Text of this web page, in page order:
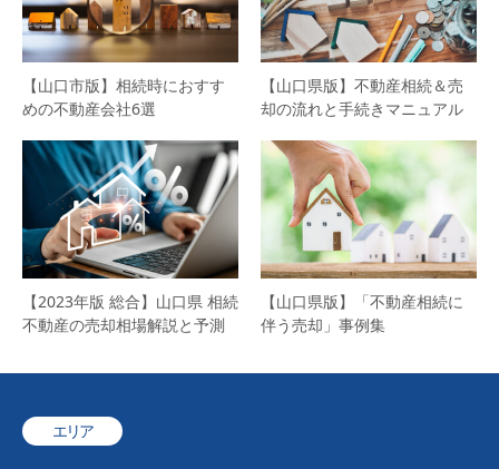
【山口市版】相続時におすす
めの不動産会社6選
【山口県版】不動産相続＆売
却の流れと手続きマニュアル
【2023年版 総合】山口県 相続
不動産の売却相場解説と予測
【山口県版】「不動産相続に
伴う売却」事例集
エリア